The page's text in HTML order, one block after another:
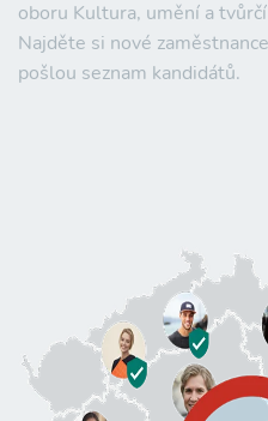
oboru Kultura, umění a
Najděte si nové
pošlou seznam kandidátů.